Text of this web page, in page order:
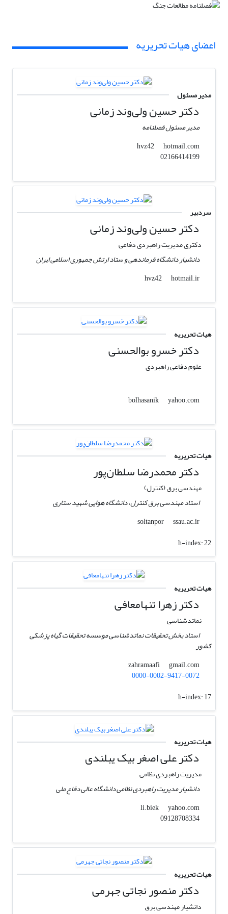
اعضای هیات تحریریه
مدیر مسئول
دکتر حسین ولی‌وند زمانی
مدیر مسئول فصلنامه
hvz42
hotmail.com
02166414199
سردبیر
دکتر حسین ولی‌وند زمانی
دکتری مدیریت راهبردی دفاعی
دانشیار دانشگاه فرماندهی و ستاد ارتش جمهوری اسلامی ایران
hvz42
hotmail.ir
هیات تحریریه
دکتر خسرو بوالحسنی
علوم دفاعی راهبردی
bolhasanik
yahoo.com
هیات تحریریه
دکتر محمدرضا سلطان‌پور
مهندسی برق (کنترل)
استاد مهندسی برق کنترل، دانشگاه هوایی شهید ستاری
soltanpor
ssau.ac.ir
h-index:22
هیات تحریریه
دکتر زهرا تنهامعافی
نماتدشناسی
استاد بخش تحقیقات نماتدشناسی موسسه تحقیقات گیاه پزشکی
کشور
zahramaafi
gmail.com
0000-0002-9417-0072
h-index:17
هیات تحریریه
دکتر علی اصغر بیک یبلندی
مدیریت راهبردی نظامی
دانشیار مدیریت راهبردی نظامی دانشگاه عالی دفاع ملی
li.biek
yahoo.com
09128708334
هیات تحریریه
دکتر منصور نجاتی جهرمی
دانشیار مهندسی برق